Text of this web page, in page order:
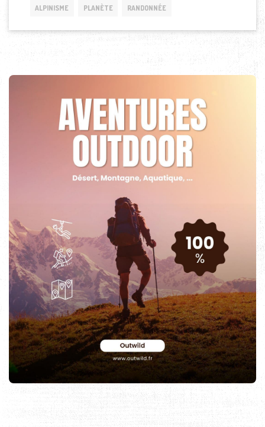
ALPINISME PLANÈTE RANDONNÉE